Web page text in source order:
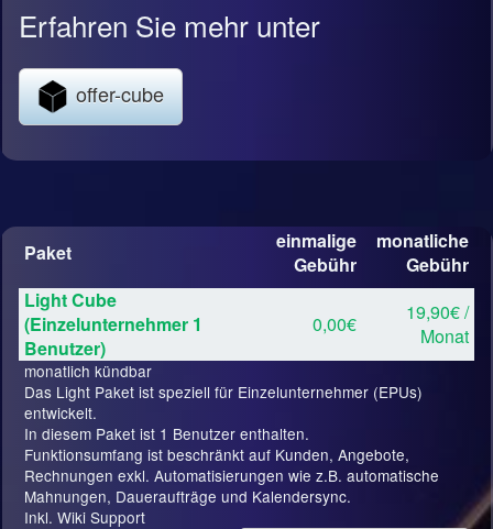
Erfahren Sie mehr unter
offer-cube
Paket
einmalige
Gebühr
monatliche
Gebühr
Light Cube
(Einzelunternehmer 1
Benutzer)
0,00€
19,90€ /
Monat
monatlich kündbar
Das Light Paket ist speziell für Einzelunternehmer (EPUs)
entwickelt.
In diesem Paket ist 1 Benutzer enthalten.
Funktionsumfang ist beschränkt auf Kunden, Angebote,
Rechnungen exkl. Automatisierungen wie z.B. automatische
Mahnungen, Daueraufträge und Kalendersync.
Inkl. Wiki Support